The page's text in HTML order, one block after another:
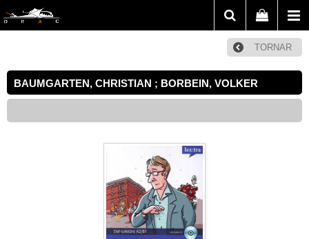
TORNAR
BAUMGARTEN, CHRISTIAN ; BORBEIN, VOLKER